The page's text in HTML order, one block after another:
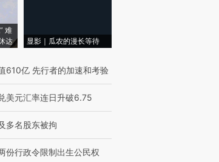
视线｜被称为“蟑螂”的印
视线｜“入侵”还是“人道危
难
达
显影｜瓜农的漫长等待
610亿 先行者的加速和考验
美元汇率连日升破6.75
多名股东被拘
份行政令限制出生公民权